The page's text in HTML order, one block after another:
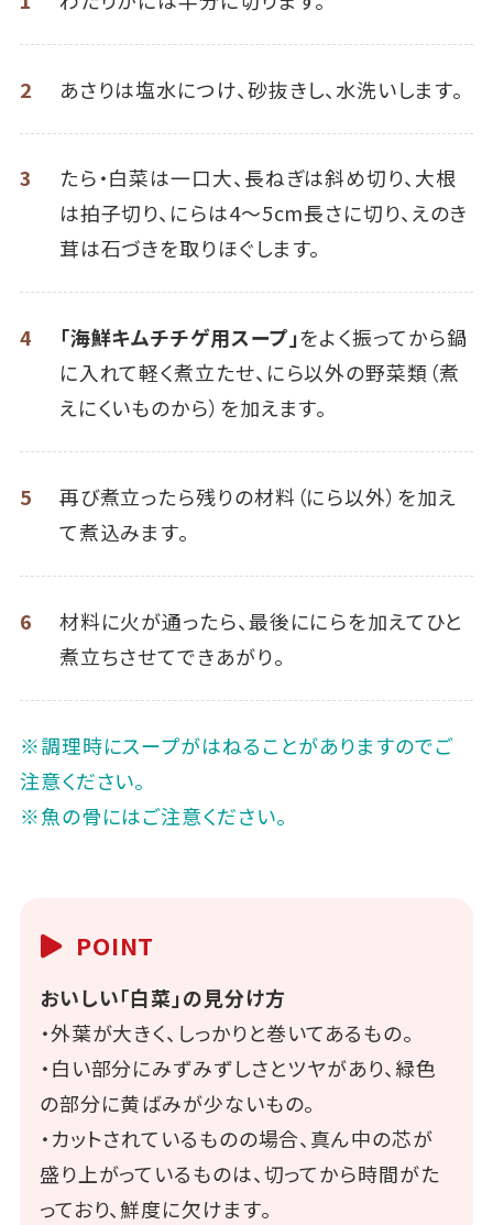
2 あさりは塩水につけ、砂抜きし、水洗いします。
3
たら・白菜は一口大、長ねぎは斜め切り、大根
は拍子切り、にらは4～5cm長さに切り、えのき
茸は石づきを取りほぐします。
4 「海鮮キムチチゲ用スープ」をよく振ってから鍋
に入れて軽く煮立たせ、にら以外の野菜類（煮
えにくいものから）を加えます。
5
再び煮立ったら残りの材料（にら以外）を加え
て煮込みます。
6
材料に火が通ったら、最後ににらを加えてひと
煮立ちさせてできあがり。
※調理時にスープがはねることがありますのでご
注意ください。
※魚の骨にはご注意ください。
POINT
おいしい「白菜」の見分け方
・外葉が大きく、しっかりと巻いてあるもの。
・白い部分にみずみずしさとツヤがあり、緑色
の部分に黄ばみが少ないもの。
・カットされているものの場合、真ん中の芯が
盛り上がっているものは、切ってから時間がた
っており、鮮度に欠けます。